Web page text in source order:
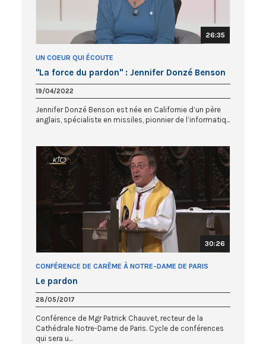
26:35
UN COEUR QUI ÉCOUTE
"La force du pardon" : Jennifer Donzé Benson
19/04/2022
Jennifer Donzé Benson est née en Californie d’un père
anglais, spécialiste en missiles, pionnier de l’informatiq...
30:26
CONFÉRENCE DE CARÊME À NOTRE-DAME DE PARIS
Le pardon
28/05/2017
Conférence de Mgr Patrick Chauvet, recteur de la
Cathédrale Notre-Dame de Paris. Cycle de conférences
qui sera u...